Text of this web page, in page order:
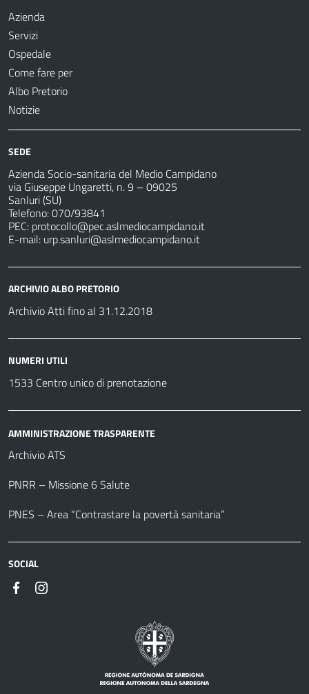
Azienda
Servizi
Ospedale
Come fare per
Albo Pretorio
Notizie
SEDE
Azienda Socio-sanitaria del Medio Campidano
via Giuseppe Ungaretti, n. 9 – 09025
Sanluri (SU)
Telefono: 070/93841
PEC: protocollo@pec.aslmediocampidano.it
E-mail: urp.sanluri@aslmediocampidano.it
ARCHIVIO ALBO PRETORIO
Archivio Atti fino al 31.12.2018
NUMERI UTILI
1533 Centro unico di prenotazione
AMMINISTRAZIONE TRASPARENTE
Archivio ATS
PNRR – Missione 6 Salute
PNES – Area “Contrastare la povertà sanitaria”
SOCIAL